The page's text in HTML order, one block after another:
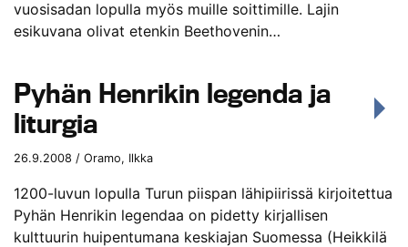
vuosisadan lopulla myös muille soittimille. Lajin
esikuvana olivat etenkin Beethovenin…
Pyhän Henrikin legenda ja
liturgia
26.9.2008 / Oramo, Ilkka
1200-luvun lopulla Turun piispan lähipiirissä kirjoitettua
Pyhän Henrikin legendaa on pidetty kirjallisen
kulttuurin huipentumana keskiajan Suomessa (Heikkilä